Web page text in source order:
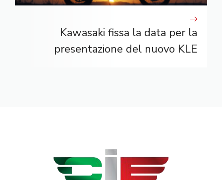
Kawasaki fissa la data per la
presentazione del nuovo KLE